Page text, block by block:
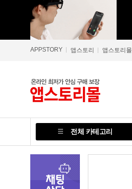
APPSTORY 앱스토리 앱스토리몰
전체 카테고리